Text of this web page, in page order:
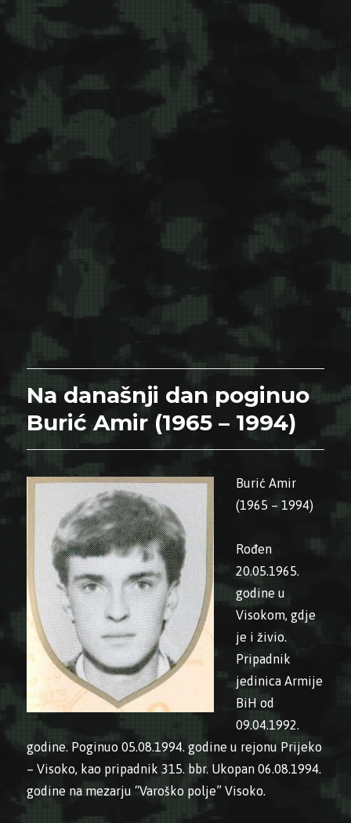
Na današnji dan poginuo
Burić Amir (1965 – 1994)
Burić Amir
(1965 – 1994)
Rođen
20.05.1965.
godine u
Visokom, gdje
je i živio.
Pripadnik
jedinica Armije
BiH od
09.04.1992.
godine. Poginuo 05.08.1994. godine u rejonu Prijeko
– Visoko, kao pripadnik 315. bbr. Ukopan 06.08.1994.
godine na mezarju “Varoško polje” Visoko.